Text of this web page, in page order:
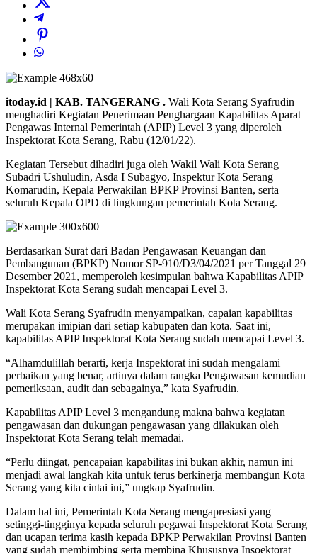
itoday.id | KAB. TANGERANG . Wali Kota Serang Syafrudin
menghadiri Kegiatan Penerimaan Penghargaan Kapabilitas Aparat
Pengawas Internal Pemerintah (APIP) Level 3 yang diperoleh
Inspektorat Kota Serang, Rabu (12/01/22).
Kegiatan Tersebut dihadiri juga oleh Wakil Wali Kota Serang
Subadri Ushuludin, Asda I Subagyo, Inspektur Kota Serang
Komarudin, Kepala Perwakilan BPKP Provinsi Banten, serta
seluruh Kepala OPD di lingkungan pemerintah Kota Serang.
Berdasarkan Surat dari Badan Pengawasan Keuangan dan
Pembangunan (BPKP) Nomor SP-910/D3/04/2021 per Tanggal 29
Desember 2021, memperoleh kesimpulan bahwa Kapabilitas APIP
Inspektorat Kota Serang sudah mencapai Level 3.
Wali Kota Serang Syafrudin menyampaikan, capaian kapabilitas
merupakan imipian dari setiap kabupaten dan kota. Saat ini,
kapabilitas APIP Inspektorat Kota Serang sudah mencapai Level 3.
“Alhamdulillah berarti, kerja Inspektorat ini sudah mengalami
perbaikan yang benar, artinya dalam rangka Pengawasan kemudian
pemeriksaan, audit dan sebagainya,” kata Syafrudin.
Kapabilitas APIP Level 3 mengandung makna bahwa kegiatan
pengawasan dan dukungan pengawasan yang dilakukan oleh
Inspektorat Kota Serang telah memadai.
“Perlu diingat, pencapaian kapabilitas ini bukan akhir, namun ini
menjadi awal langkah kita untuk terus berkinerja membangun Kota
Serang yang kita cintai ini,” ungkap Syafrudin.
Dalam hal ini, Pemerintah Kota Serang mengapresiasi yang
setinggi-tingginya kepada seluruh pegawai Inspektorat Kota Serang
dan ucapan terima kasih kepada BPKP Perwakilan Provinsi Banten
yang sudah membimbing serta membina Khususnya Insoektorat